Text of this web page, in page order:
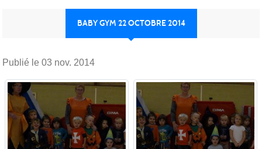
BABY GYM 22 OCTOBRE 2014
Publié le 03 nov. 2014